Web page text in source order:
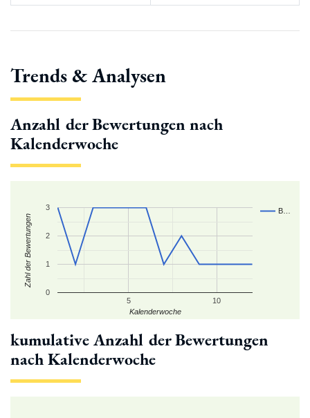
Trends & Analysen
Anzahl der Bewertungen nach
Kalenderwoche
B…
5 10
0
1
2
3
Kalenderwoche
Zahl der Bewertungen
kumulative Anzahl der Bewertungen
nach Kalenderwoche